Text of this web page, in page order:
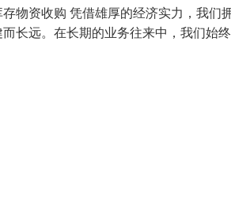
物资收购 凭借雄厚的经济实力，我们
长远。在长期的业务往来中，我们始